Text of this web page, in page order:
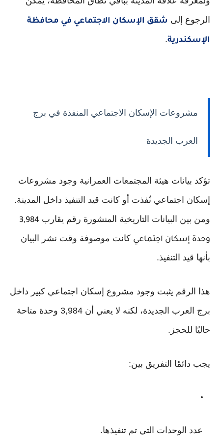
الرجوع إلى شقق الإسكان الاجتماعي في محافظة
الإسكندرية.
مشروعات الإسكان الاجتماعي المنفذة في برج
العرب الجديدة
تؤكد بيانات هيئة المجتمعات العمرانية وجود مشروعات
إسكان اجتماعي نُفذت أو كانت قيد التنفيذ داخل المدينة.
ومن بين البيانات التاريخية المنشورة رقم يقارب 3,984
وحدة إسكان اجتماعي كانت موصوفة وقت نشر البيان
بأنها قيد التنفيذ.
هذا الرقم يثبت وجود مشروع إسكان اجتماعي كبير داخل
برج العرب الجديدة، لكنه لا يعني أن 3,984 وحدة متاحة
حاليًا للحجز.
يجب دائمًا التفريق بين:
عدد الوحدات التي تم تنفيذها.